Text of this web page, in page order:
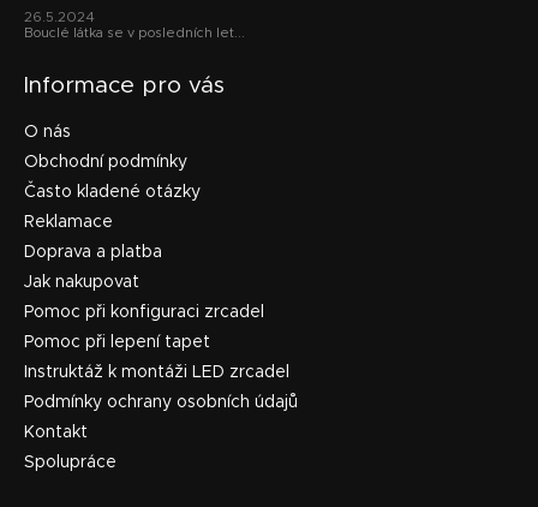
26.5.2024
Bouclé látka se v posledních let...
Informace pro vás
O nás
Obchodní podmínky
Často kladené otázky
Reklamace
Doprava a platba
Jak nakupovat
Pomoc při konfiguraci zrcadel
Pomoc při lepení tapet
Instruktáž k montáži LED zrcadel
Podmínky ochrany osobních údajů
Kontakt
Spolupráce